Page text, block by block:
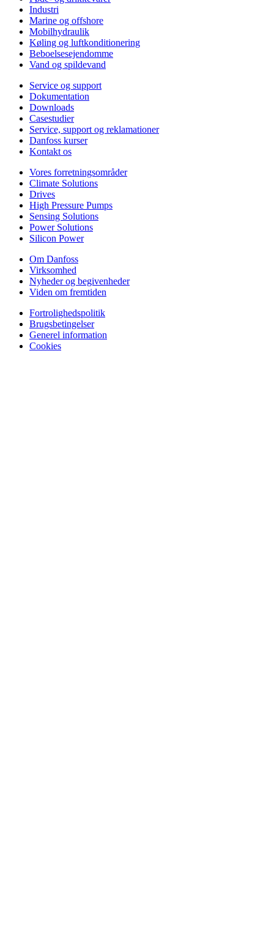
Industri
Marine og offshore
Mobilhydraulik
Køling og luftkonditionering
Beboelsesejendomme
Vand og spildevand
Service og support
Dokumentation
Downloads
Casestudier
Service, support og reklamationer
Danfoss kurser
Kontakt os
Vores forretningsområder
Climate Solutions
Drives
High Pressure Pumps
Sensing Solutions
Power Solutions
Silicon Power
Om Danfoss
Virksomhed
Nyheder og begivenheder
Viden om fremtiden
Fortrolighedspolitik
Brugsbetingelser
Generel information
Cookies